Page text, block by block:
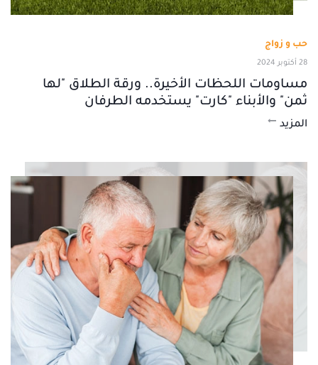
حب و زواج
28 أكتوبر 2024
مساومات اللحظات الأخيرة.. ورقة الطلاق "لها
ثمن" والأبناء "كارت" يستخدمه الطرفان
المزيد